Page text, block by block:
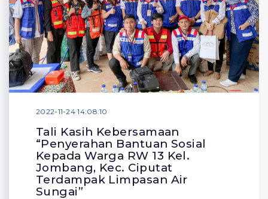
2022-11-24 14:08:10
Tali Kasih Kebersamaan
“Penyerahan Bantuan Sosial
Kepada Warga RW 13 Kel.
Jombang, Kec. Ciputat
Terdampak Limpasan Air
Sungai”